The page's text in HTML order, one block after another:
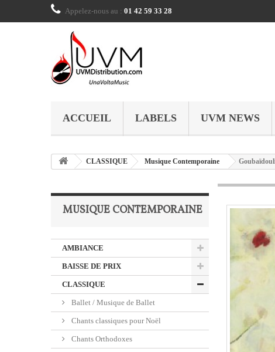
Appelez-nous au : 01 42 59 33 28
ACCUEIL LABELS UVM NEWS
CLASSIQUE Musique Contemporaine
MUSIQUE CONTEMPORAINE
AMBIANCE
BAISSE DE PRIX
CLASSIQUE
Ballet / Musique de Ballet
Chants classiques pour Noël
Chants Orthodoxes